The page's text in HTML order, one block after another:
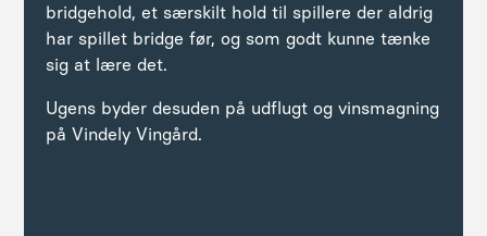
bridgehold, et særskilt hold til spillere der aldrig
har spillet bridge før, og som godt kunne tænke
sig at lære det.
Ugens byder desuden på udflugt og vinsmagning
på Vindely Vingård.